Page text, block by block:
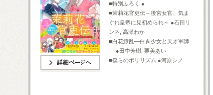
■特別ふろく ●
■茉莉花官吏伝～後宮女官、気ま
ぐれ皇帝に見初められ～ ●石田リ
ンネ, 高瀬わか
■白花繚乱—白き少女と天才軍師
— ●田中芳樹, 栗美あい
■僕らのポリリズム ●河原シノ